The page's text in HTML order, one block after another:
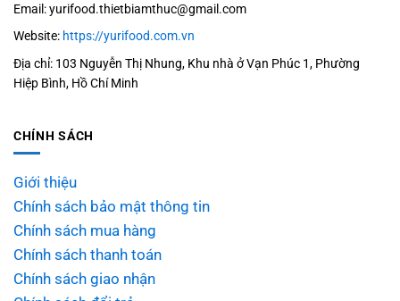
Email: yurifood.thietbiamthuc@gmail.com
Website: https://yurifood.com.vn
Địa chỉ: 103 Nguyễn Thị Nhung, Khu nhà ở Vạn Phúc 1, Phường
Hiệp Bình, Hồ Chí Minh
CHÍNH SÁCH
Giới thiệu
Chính sách bảo mật thông tin
Chính sách mua hàng
Chính sách thanh toán
Chính sách giao nhận